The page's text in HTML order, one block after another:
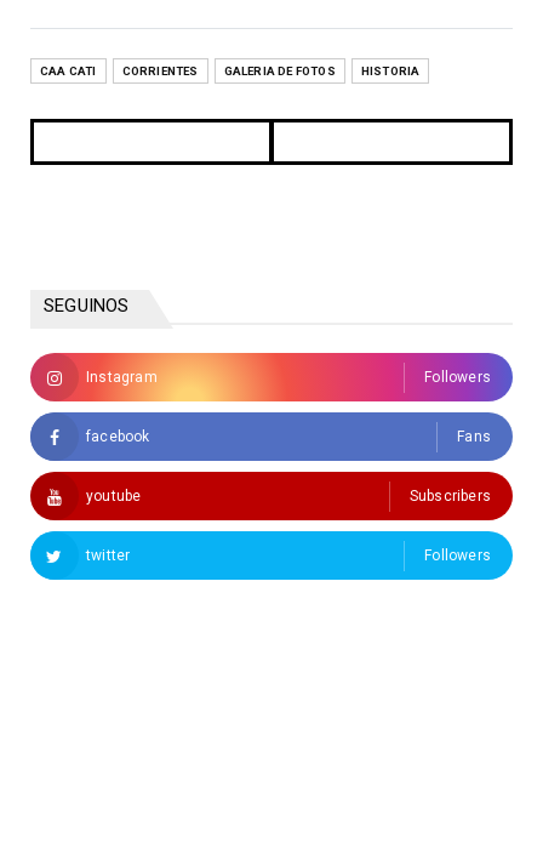
CAA CATI CORRIENTES GALERIA DE FOTOS HISTORIA
SEGUINOS
Instagram Followers
facebook Fans
youtube Subscribers
twitter Followers